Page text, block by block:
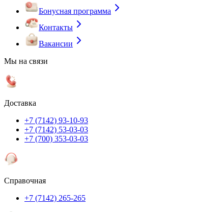
Бонусная программа
Контакты
Вакансии
Мы на связи
Доставка
+7 (7142) 93-10-93
+7 (7142) 53-03-03
+7 (700) 353-03-03
Справочная
+7 (7142) 265-265